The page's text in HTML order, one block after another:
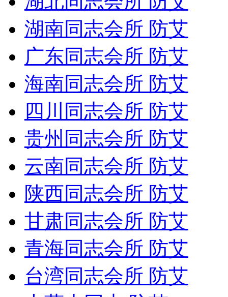
湖南同志会所 防艾
广东同志会所 防艾
海南同志会所 防艾
四川同志会所 防艾
贵州同志会所 防艾
云南同志会所 防艾
陕西同志会所 防艾
甘肃同志会所 防艾
青海同志会所 防艾
台湾同志会所 防艾